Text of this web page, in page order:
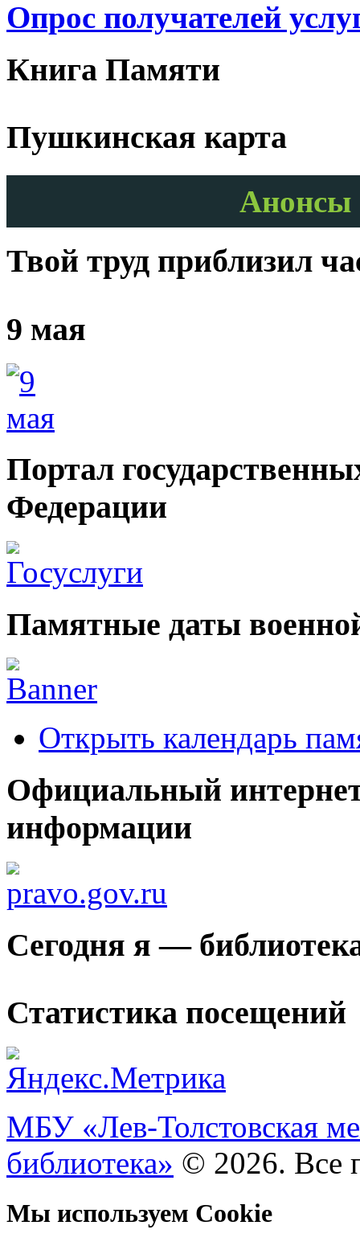
Опрос получателей
Книга Памяти
Пушкинская карта
Анонсы
Твой труд приблизил
9 мая
Портал
Федерации
Памятные даты
Открыть календарь
Официальный
информации
Сегодня я —
Статистика посещений
МБУ «Лев-Толстовская
библиотека» © 2026. Все
Мы используем Cookie